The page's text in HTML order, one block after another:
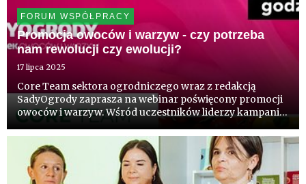
FORUM WSPÓŁPRACY
Promocja owoców i warzyw - czy potrzeba
nam rewolucji czy ewolucji?
17 lipca 2025
Core Team sektora ogrodniczego wraz z redakcją
SadyOgrody zaprasza na webinar poświęcony promocji
owoców i warzyw. Wśród uczestników liderzy kampanii,
wielu gatunków owoców i warzyw. Poniżej link do
transmisji z 24/07.